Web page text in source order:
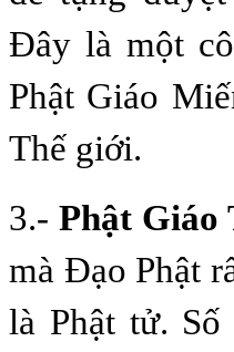
Ðây là một
Phật Giáo
Thế giới.
3.-Phật Giáo
mà Ðạo Phật
là Phật tử.